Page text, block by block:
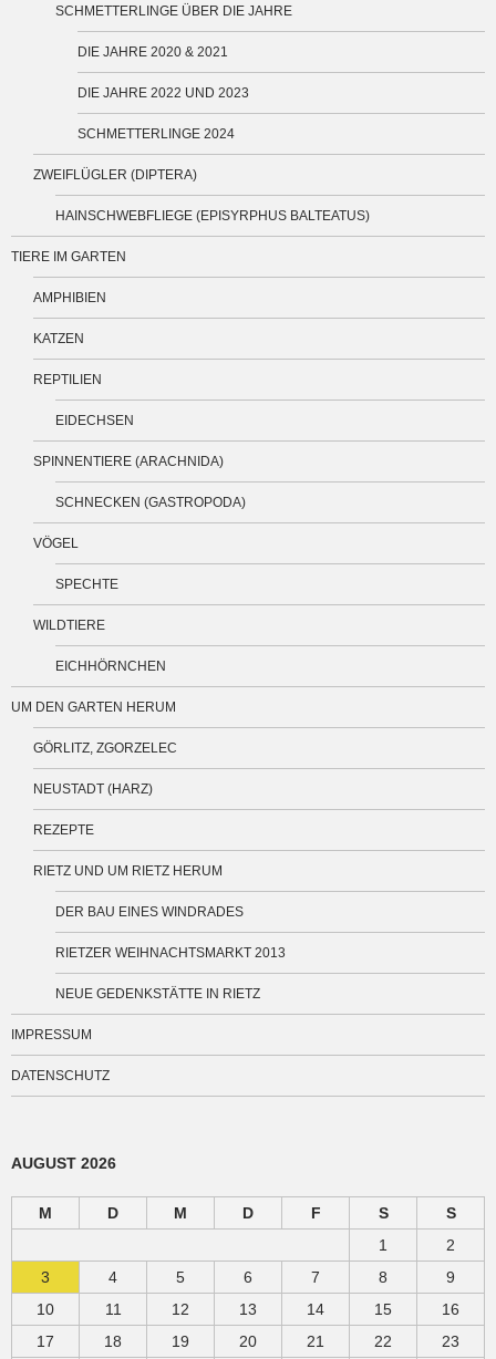
SCHMETTERLINGE ÜBER DIE JAHRE
DIE JAHRE 2020 & 2021
DIE JAHRE 2022 UND 2023
SCHMETTERLINGE 2024
ZWEIFLÜGLER (DIPTERA)
HAINSCHWEBFLIEGE (EPISYRPHUS BALTEATUS)
TIERE IM GARTEN
AMPHIBIEN
KATZEN
REPTILIEN
EIDECHSEN
SPINNENTIERE (ARACHNIDA)
SCHNECKEN (GASTROPODA)
VÖGEL
SPECHTE
WILDTIERE
EICHHÖRNCHEN
UM DEN GARTEN HERUM
GÖRLITZ, ZGORZELEC
NEUSTADT (HARZ)
REZEPTE
RIETZ UND UM RIETZ HERUM
DER BAU EINES WINDRADES
RIETZER WEIHNACHTSMARKT 2013
NEUE GEDENKSTÄTTE IN RIETZ
IMPRESSUM
DATENSCHUTZ
AUGUST 2026
M D M D F S
S
1
2
3
4 5 6 7 8
9
10
11 12 13 14 15
16
17
18 19 20 21 22
23